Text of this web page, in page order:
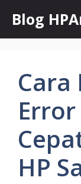
content
Blog
HP